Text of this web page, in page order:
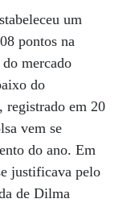
um
pontos na
mercado
do
registrado em 20
vem se
do ano. Em
justificava pelo
de Dilma